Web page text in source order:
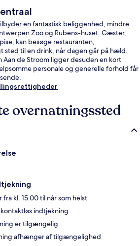
en fantastisk beliggenhed, mindre
Zoo og Rubens-huset. Gæster,
kan besøge restauranten,
sted til en drink, når dagen går på hæld.
de Stroom ligger desuden en kort
personale og generelle forhold får
overnatningssted
kl. 15.00 til når som helst
indtjekning
er tilgængelig
afhænger af tilgængelighed